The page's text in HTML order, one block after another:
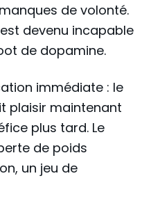
de volonté.
devenu incapable
de dopamine.
immédiate : le
plaisir maintenant
plus tard. Le
de poids
un jeu de